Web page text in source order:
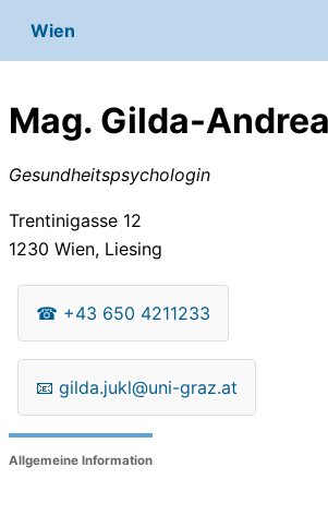
Wien
Mag. Gilda-
Gesundheitspsychologin
Trentinigasse 12
1230 Wien, Liesing
☎ +43 650 4211233
📧 gilda.jukl@uni-graz.at
Allgemeine Information